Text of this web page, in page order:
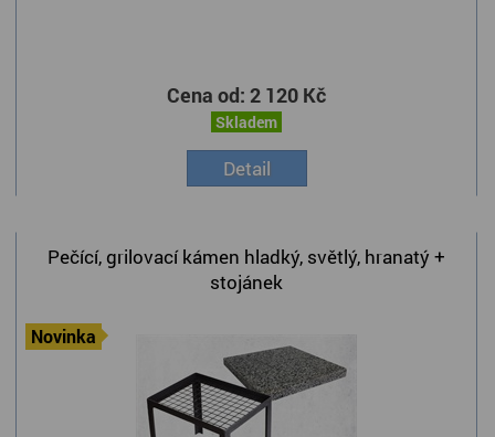
Cena od: 2 120 Kč
Skladem
Detail
Pečící, grilovací kámen hladký, světlý, hranatý +
stojánek
Novinka